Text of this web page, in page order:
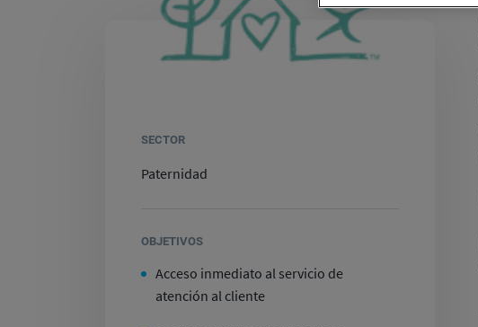
SECTOR
Paternidad
OBJETIVOS
Acceso inmediato al servicio de
atención al cliente